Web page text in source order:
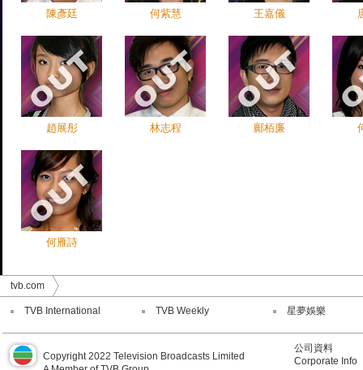
陳彥廷 何紫慧 王嘉儀
趙展彤 林志程 鄺栢廉
何雁詩
tvb.com
TVB International TVB Weekly 星夢娛樂
Copyright 2022 Television Broadcasts Limited
公司資料
Corporate Info